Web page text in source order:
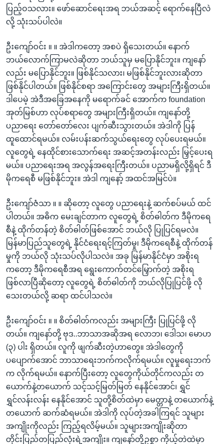
ပြည့်ဝသလား။ ဖော်ဆောင်ရေးအရ ဘယ်အဆင့် ရောက်နေပြီလဲ
လို့ သုံးသပ်ပါလဲ။
ဦးကျော်ဝင်း ။ ။ အဲဒါကတော့ အစပဲ ရှိသေးတယ်။ နောက်
ဘယ်လောက်ကြာမလဲဆိုတာ ဘယ်သူမှ မပြောနိုင်ဘူး။ ကျနော်
လည်း မပြောနိုင်ဘူး။ ဖြစ်နိုင်သလား၊ မဖြစ်နိုင်ဘူးလားဆိုတာ
ဖြစ်နိုင်ပါတယ်။ ဖြစ်နိုင်စရာ အကြောင်းတွေ အများကြီးရှိတယ်။
ဒါပေမဲ့ အဲဒီအခြေအနေကို မရောက်ခင် အောက်က foundation
အုတ်မြစ်ဟာ လုပ်စရာတွေ အများကြီးရှိတယ်။ ကျနော်တို့
ပညာရေး တော်တော်လေး ပျက်ဆီးသွားတယ်။ အဲဒါကို ပြန်
ထူထောင်ရမယ်။ လမ်းပန်းဆက်သွယ်ရေးတွေ လုပ်ပေးရမယ်။
လူတွေရဲ့ နေထိုင်စားသောက်ရေး အဆင့်အတန်းလည်း မြှင့်ပေးရ
မယ်။ ပညာရေးအရ အလွန်အရေးကြီးတယ်။ ပညာမရှိလို့ရှိရင် ဒီ
မိုကရေစီ မဖြစ်နိုင်ဘူး။ အဲဒါ ကျနော့် အထင်အမြင်ပဲ။
ဦးကျော်ဇံသာ ။ ။ ဆိုတော့ လူတွေ ပညာရေးနဲ့ ဆက်စပ်မယ် ထင်
ပါတယ်။ အဓိက မေးချင်တာက လူတွေရဲ့ စိတ်ဓါတ်က ဒီမိုကရေ
စီနဲ့ ထိုက်တန်တဲ့ စိတ်ဓါတ်ဖြစ်အောင် ဘယ်လို ပြုပြင်ရမလဲ။
မြန်မာပြည်သူတွေရဲ့ နိုင်ငံရေးရင့်ကြတ်မှု၊ ဒီမိုကရေစီနဲ့ ထိုက်တန်
မှုကို ဘယ်လို သုံးသပ်လိုပါသလဲ။ အခု မြန်မာနိုင်ငံမှာ အစိုးရ
ကတော့ ဒီမိုကရေစီအရ ရွေးကောက်တင်မြှောက်တဲ့ အစိုးရ
ဖြစ်လာပြီဆိုတော့ လူတွေရဲ့ စိတ်ဓါတ်ကို ဘယ်လိုပြုပြင်ဖို့ လို
သေးတယ်လို့ ဆရာ ထင်ပါသလဲ။
ဦးကျော်ဝင်း ။ ။ စိတ်ဓါတ်ကလည်း အများကြီး ပြုပြင်ဖို့ လို
တယ်။ ကျနော်တို့ ဗုဒ..ဘာသာအဆိုအရ လောဘ၊ ဒေါသ၊ မောဟ
(၃) ပါး ရှိတယ်။ လူကို ဖျက်ဆီးတဲ့ဟာတွေ။ အဲဒါတွေကို
ပပျောက်အောင် ဘာသာရေးဘက်ကလိုက်ရမယ်။ လူမှုရေးဘက်
က လိုက်ရမယ်။ နောက်ပြီးတော့ လူတွေကိုယ်တိုင်ကလည်း တ
ယောက်နဲ့တယောက် သင့်သင့်မြတ်မြတ် နေနိုင်အောင်၊ ရွှင်
ရွှင်လန်းလန်း နေနိုင်အောင် သူတို့စိတ်ထဲမှာ မေတ္တာနဲ့ တယောက်နဲ့
တယောက် ဆက်ဆံရမယ်။ အဲဒါကို လုပ်တဲ့အခါကြရင် သူများ
အကျိုးကိုလည်း ကြည့်ရလိမ့်မယ်။ သူများအကျိုးဆိုတာ
တိုင်းပြည်တပြည်လုံးရဲ့အကျိုး။ ကျနော်တို့ဥစ္စာ ကိုယ့်တဲထဲမှာ